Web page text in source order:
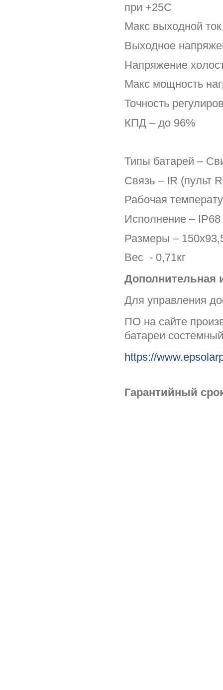
при +25С
Макс выходной
Выходное
Напряжение
Макс мощность
Точность
КПД – до 96%
Типы батарей –
Связь – IR (пульт
Рабочая
Исполнение –
Размеры –
Вес - 0,71кг
Дополнительная
Для управления
ПО на сайте
батареи
https://
Гарантийный